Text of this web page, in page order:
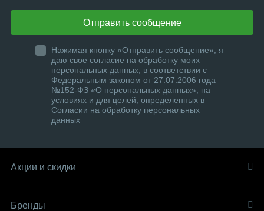
Отправить сообщение
Нажимая кнопку «Отправить сообщение», я
даю свое согласие на обработку моих
персональных данных, в соответствии с
Федеральным законом от 27.07.2006 года
№152-ФЗ «О персональных данных», на
условиях и для целей, определенных в
Согласии на обработку персональных
данных
Акции и скидки
Бренды